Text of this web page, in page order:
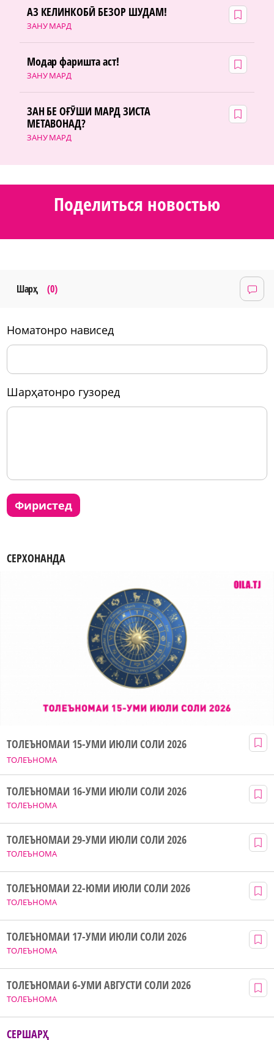
ЗАНУ МАРД
АЗ КЕЛИНКОБӢ БЕЗОР ШУДАМ!
ЗАНУ МАРД
Модар фаришта аст!
ЗАНУ МАРД
ЗАН БЕ ОҒӮШИ МАРД ЗИСТА
МЕТАВОНАД?
Поделиться новостью
Шарҳ (0)
номатонро нависед
шарҳатонро гузоред
фиристед
СЕРХОНАНДА
ТОЛЕЪНОМА
ТОЛЕЪНОМАИ 15-УМИ ИЮЛИ СОЛИ 2026
ТОЛЕЪНОМА
ТОЛЕЪНОМАИ 16-УМИ ИЮЛИ СОЛИ 2026
ТОЛЕЪНОМА
ТОЛЕЪНОМАИ 29-УМИ ИЮЛИ СОЛИ 2026
ТОЛЕЪНОМА
ТОЛЕЪНОМАИ 22-ЮМИ ИЮЛИ СОЛИ 2026
ТОЛЕЪНОМА
ТОЛЕЪНОМАИ 17-УМИ ИЮЛИ СОЛИ 2026
ТОЛЕЪНОМА
ТОЛЕЪНОМАИ 6-УМИ АВГУСТИ СОЛИ 2026
СЕРШАРҲ